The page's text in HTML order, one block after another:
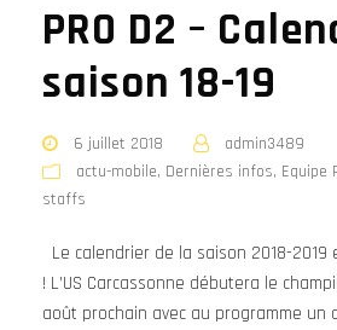
PRO D2 –
saison 18-19
6 juillet 2018
admin3489
actu-mobile, Dernières infos, Equipe
staffs
Le calendrier de la saison 2018-2019
! L’US Carcassonne débutera le
août prochain avec au programme un